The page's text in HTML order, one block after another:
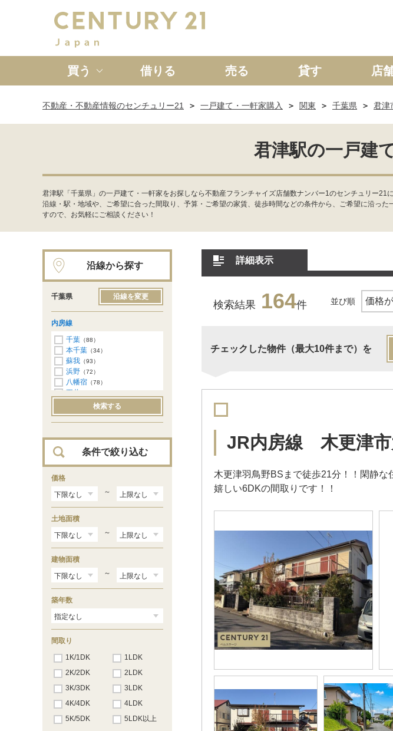
買う
新築一戸建て 中古一戸建て マンション
借りる 売る 貸す 店
不動産・不動産情報のセンチュリー21 一戸建て・一軒家購入 関東 千葉県 君津
君津駅の一戸建
君津駅「千葉県」の一戸建て・一軒家をお探しなら不動産フランチャイズ店舗数ナンバー1のセンチュリー
沿線・駅・地域や、ご希望に合った間取り、予算・ご希望の家賃、徒歩時間などの条件から、ご希望に沿っ
すので、お気軽にご相談ください！
詳細表示
検索結果 164件 並び順
チェックした物件（最大10件まで）を
JR内房線 木更津
木更津羽鳥野BSまで徒歩21分！！閑静
嬉しい6DKの間取りです！！
沿線から探す
千葉県 沿線を変更
内房線
千葉 （88）
本千葉 （34）
蘇我 （93）
浜野 （72）
八幡宿 （78）
五井
（159）
長浦（108）
袖ケ浦（101）
木更津 （250）
（164）
青堀（103）
佐貫町（10）
上総湊
竹岡（4）
浜金谷
岩井
富浦（8）
館山
九重 （23）
千倉（9）
南三原
和田浦
太海
検索する
条件で絞り込む
価格
～
土地面積
～
建物面積
～
築年数
間取り
1K/1DK
1LDK
2K/2DK
2LDK
3K/3DK
3LDK
4K/4DK
4LDK
5K/5DK
5LDK以上